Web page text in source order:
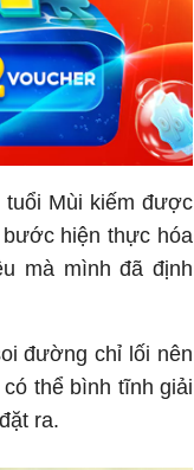
tuổi Mùi kiếm được
hiện thực hóa
mà mình đã định
đường chỉ lối nên
thể bình tĩnh giải
ra.